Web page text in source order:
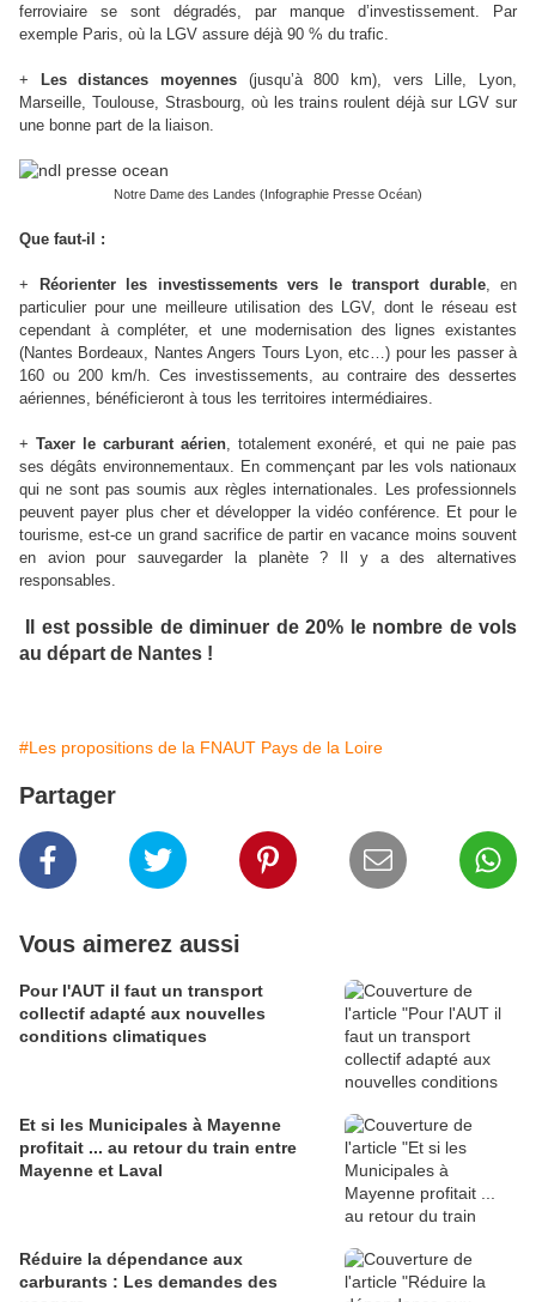
ferroviaire se sont dégradés, par manque d’investissement. Par
exemple Paris, où la LGV assure déjà 90 % du trafic.
+ Les distances moyennes (jusqu’à 800 km), vers Lille, Lyon,
Marseille, Toulouse, Strasbourg, où les trains roulent déjà sur LGV sur
une bonne part de la liaison.
Notre Dame des Landes (Infographie Presse Océan)
Que faut-il :
+ Réorienter les investissements vers le transport durable, en
particulier pour une meilleure utilisation des LGV, dont le réseau est
cependant à compléter, et une modernisation des lignes existantes
(Nantes Bordeaux, Nantes Angers Tours Lyon, etc…) pour les passer à
160 ou 200 km/h. Ces investissements, au contraire des dessertes
aériennes, bénéficieront à tous les territoires intermédiaires.
+ Taxer le carburant aérien, totalement exonéré, et qui ne paie pas
ses dégâts environnementaux. En commençant par les vols nationaux
qui ne sont pas soumis aux règles internationales. Les professionnels
peuvent payer plus cher et développer la vidéo conférence. Et pour le
tourisme, est-ce un grand sacrifice de partir en vacance moins souvent
en avion pour sauvegarder la planète ? Il y a des alternatives
responsables.
Il est possible de diminuer de 20% le nombre de vols
au départ de Nantes !
#Les propositions de la FNAUT Pays de la Loire
Partager
Vous aimerez aussi
Pour l'AUT il faut un transport
collectif adapté aux nouvelles
conditions climatiques
Et si les Municipales à Mayenne
profitait ... au retour du train entre
Mayenne et Laval
Réduire la dépendance aux
carburants : Les demandes des